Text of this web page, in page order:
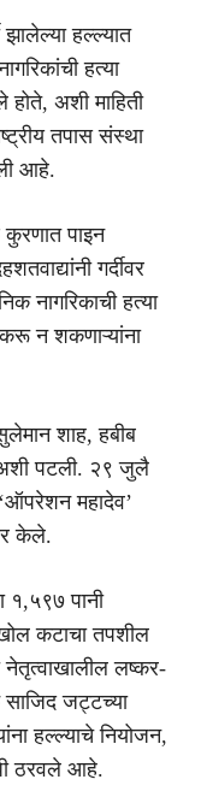
हल्ल्यात
हत्या
अशी माहिती
तपास संस्था
आहे.
कुरणात पाइन
गर्दीवर
नागरिकाची हत्या
न शकणाऱ्यांना
शाह, हबीब
अशी पटली. २९ जुलै
‘ऑपरेशन महादेव’
केले.
१,५९७ पानी
कटाचा तपशील
लष्कर-
जट्टच्या
हल्ल्याचे नियोजन,
ठरवले आहे.